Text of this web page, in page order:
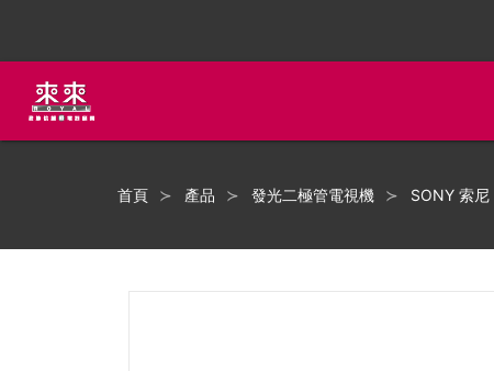
首頁 產品 發光二極管電視機 SONY 索尼